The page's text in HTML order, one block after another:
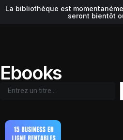
La bibliothèque est
seront bientôt
Ebooks